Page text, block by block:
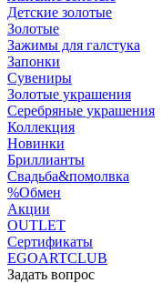
Детские золотые
Золотые
Зажимы для галстука
Запонки
Сувениры
Золотые украшения
Серебряные украшения
Коллекция
Новинки
Бриллианты
Свадьба&помолвка
%Обмен
Акции
OUTLET
Сертификаты
EGOARTCLUB
Задать вопрос